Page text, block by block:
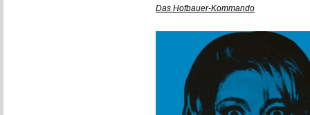
Das Hofbauer-Kommando